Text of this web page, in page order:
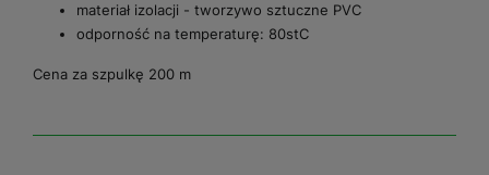
materiał izolacji - tworzywo sztuczne PVC
odporność na temperaturę: 80stC
Cena za szpulkę 200 m